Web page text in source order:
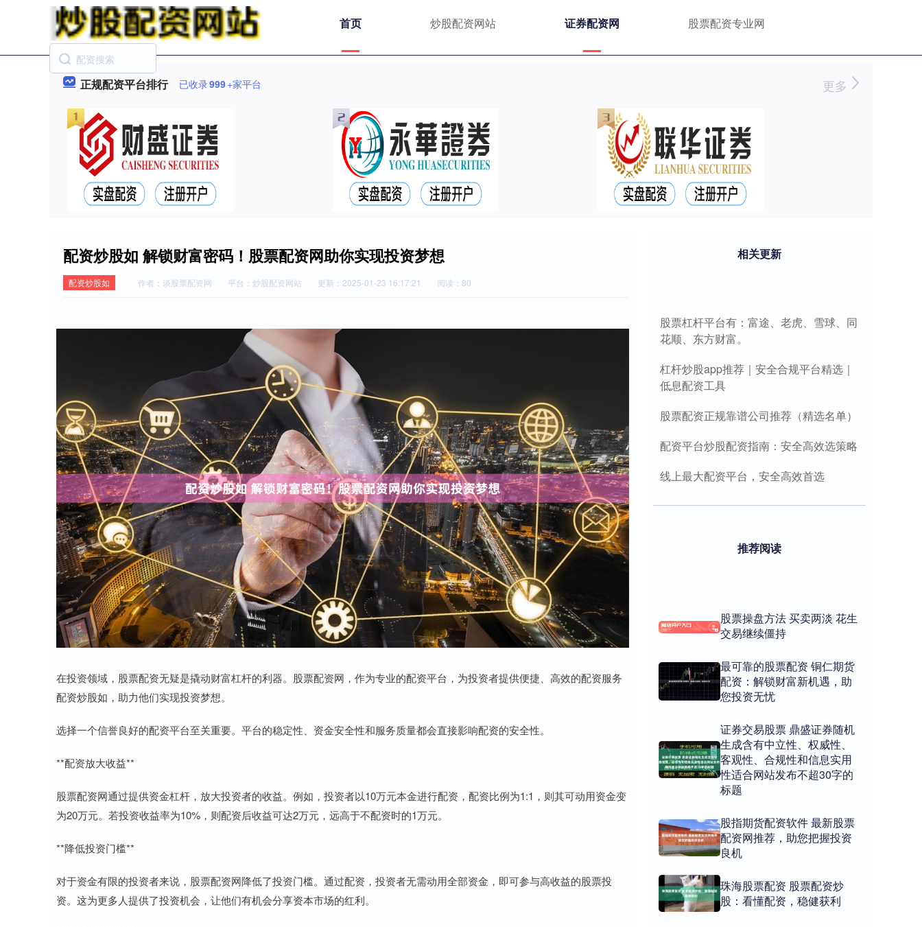
首页 炒股配资网站 证券配资网 股票配资专业网
正规配资平台排行 已收录999+家平台 更多
配资炒股如 解锁财富密码！股票配资网助你实现投资梦想
配资炒股如 作者：谈股票配资网 平台：炒股配资网站 更新：2025-01-23 16:17:21 阅读：80
在投资领域，股票配资无疑是撬动财富杠杆的利器。股票配资网，作为专业的配资平台，为投资者提供便捷、高效的配资服务
配资炒股如，助力他们实现投资梦想。
选择一个信誉良好的配资平台至关重要。平台的稳定性、资金安全性和服务质量都会直接影响配资的安全性。
**配资放大收益**
股票配资网通过提供资金杠杆，放大投资者的收益。例如，投资者以10万元本金进行配资，配资比例为1:1，则其可动用资金变
为20万元。若投资收益率为10%，则配资后收益可达2万元，远高于不配资时的1万元。
**降低投资门槛**
对于资金有限的投资者来说，股票配资网降低了投资门槛。通过配资，投资者无需动用全部资金，即可参与高收益的股票投
资。这为更多人提供了投资机会，让他们有机会分享资本市场的红利。
相关更新
股票杠杆平台有：富途、老虎、雪球、同
花顺、东方财富。
杠杆炒股app推荐｜安全合规平台精选｜
低息配资工具
股票配资正规靠谱公司推荐（精选名单）
配资平台炒股配资指南：安全高效选策略
线上最大配资平台，安全高效首选
推荐阅读
股票操盘方法 买卖两淡 花生
交易继续僵持
最可靠的股票配资 铜仁期货
配资：解锁财富新机遇，助
您投资无忧
证券交易股票 鼎盛证券随机
生成含有中立性、权威性、
客观性、合规性和信息实用
性适合网站发布不超30字的
标题
股指期货配资软件 最新股票
配资网推荐，助您把握投资
良机
珠海股票配资 股票配资炒
股：看懂配资，稳健获利